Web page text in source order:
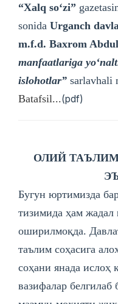
“Xalq soʻzi”
sonida Urganch
m.f.d. Baxrom
manfaatlariga
islohotlar” sarlavhali
Batafsil...(pdf)
ОЛИЙ
Бугун юртимизда
тизимида ҳам жадал
оширилмоқда.
таълим соҳасига
соҳани янада ислоҳ
вазифалар